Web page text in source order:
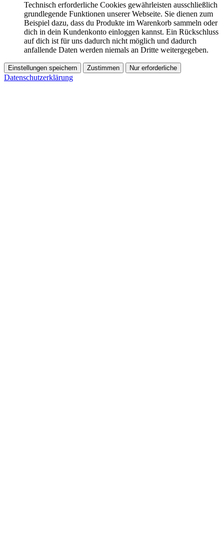
Technisch erforderliche Cookies gewährleisten ausschließlich
grundlegende Funktionen unserer Webseite. Sie dienen zum
Beispiel dazu, dass du Produkte im Warenkorb sammeln oder
dich in dein Kundenkonto einloggen kannst. Ein Rückschluss
auf dich ist für uns dadurch nicht möglich und dadurch
anfallende Daten werden niemals an Dritte weitergegeben.
Einstellungen speichern Zustimmen Nur erforderliche
Datenschutzerklärung